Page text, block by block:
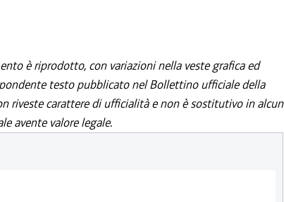
è riprodotto, con variazioni nella veste grafica ed
testo pubblicato nel Bollettino ufficiale della
riveste carattere di ufficialità e non è sostitutivo in alcun
avente valore legale.